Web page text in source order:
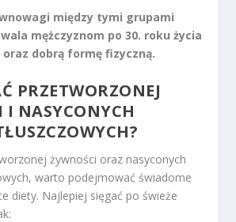
między tymi grupami
mężczyznom po 30. roku życia
dobrą formę fizyczną.
PRZETWORZONEJ
I NASYCONYCH
żywności oraz nasyconych
warto podejmować świadome
diety. Najlepiej sięgać po świeże